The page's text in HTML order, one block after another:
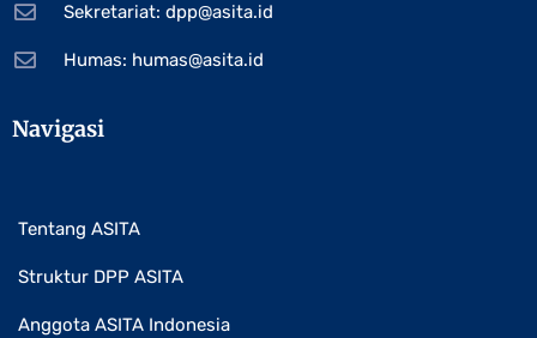
Sekretariat: dpp@asita.id
Humas: humas@asita.id
Navigasi
Tentang ASITA
Struktur DPP ASITA
Anggota ASITA Indonesia